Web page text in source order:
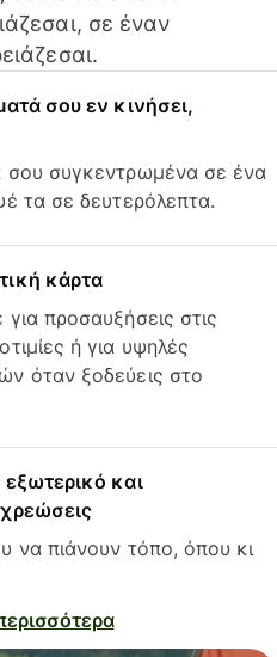
σε έναν
σου εν κινήσει,
σου συγκεντρωμένα σε ένα
τα σε δευτερόλεπτα.
κάρτα
προσαυξήσεις στις
ή για υψηλές
όταν ξοδεύεις στο
και
να πιάνουν τόπο, όπου κι